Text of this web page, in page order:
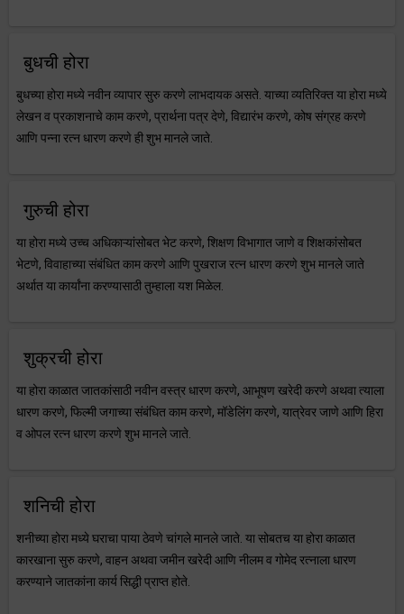
बुधची होरा
बुधच्या होरा मध्ये नवीन व्यापार सुरु करणे लाभदायक असते. याच्या व्यतिरिक्त या होरा मध्ये
लेखन व प्रकाशनाचे काम करणे, प्रार्थना पत्र देणे, विद्यारंभ करणे, कोष संग्रह करणे
आणि पन्ना रत्न धारण करणे ही शुभ मानले जाते.
गुरुची होरा
या होरा मध्ये उच्च अधिकाऱ्यांसोबत भेट करणे, शिक्षण विभागात जाणे व शिक्षकांसोबत
भेटणे, विवाहाच्या संबंधित काम करणे आणि पुखराज रत्न धारण करणे शुभ मानले जाते
अर्थात या कार्यांना करण्यासाठी तुम्हाला यश मिळेल.
शुक्रची होरा
या होरा काळात जातकांसाठी नवीन वस्त्र धारण करणे, आभूषण खरेदी करणे अथवा त्याला
धारण करणे, फिल्मी जगाच्या संबंधित काम करणे, मॉडेलिंग करणे, यात्रेवर जाणे आणि हिरा
व ओपल रत्न धारण करणे शुभ मानले जाते.
शनिची होरा
शनीच्या होरा मध्ये घराचा पाया ठेवणे चांगले मानले जाते. या सोबतच या होरा काळात
कारखाना सुरु करणे, वाहन अथवा जमीन खरेदी आणि नीलम व गोमेद रत्नाला धारण
करण्याने जातकांना कार्य सिद्धी प्राप्त होते.